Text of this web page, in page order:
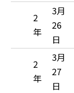
2
年
3月
26
日
2
年
3月
27
日